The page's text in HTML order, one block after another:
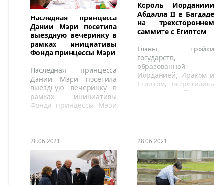
Наследная принцесса
Дании Мэри посетила
выездную вечеринку в
рамках инициативы
Фонда принцессы Мэри
Наследная принцесса
Дании Мэри посетила
выездную вечеринку в
рамках инициативы
Фонда принцессы Мэри
«Фантастические
матч с жителями.
Король Иорданиии
Абдалла II в Багдаде
на трехстороннем
саммите с Египтом
Главы тройки
государств,
образованной
Иорданией, Ираком и
Египтом, встретились
на саммите в Багдаде.
28.06.2021 28.06.2021